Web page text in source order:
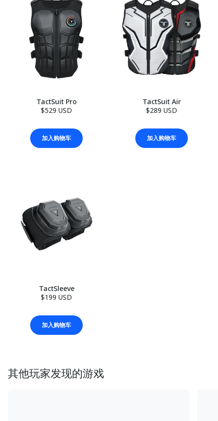
TactSuit Pro
$529 USD
加入购物车
TactSuit Air
$289 USD
加入购物车
TactSleeve
$199 USD
加入购物车
其他玩家发现的游戏